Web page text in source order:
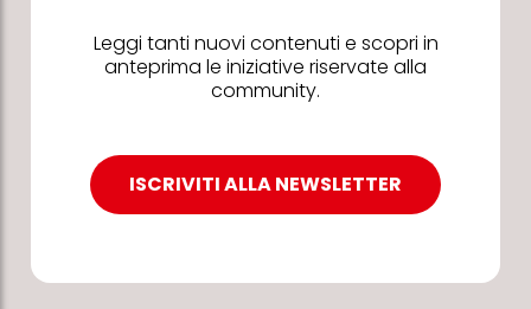
Leggi tanti nuovi contenuti e scopri in
anteprima le iniziative riservate alla
community.
ISCRIVITI ALLA NEWSLETTER